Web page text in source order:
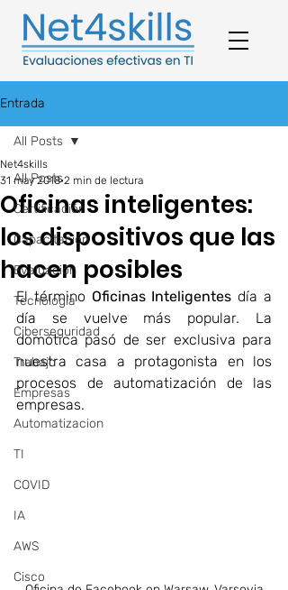
Entrada
All Posts
Certificación
Capacitación
Evaluación
Tecnología
Ciberseguridad
Trabajo
Empresas
Automatizacion
TI
COVID
IA
AWS
Cisco
All Posts
Oficinas inteligentes:
los dispositivos que las
hacen posibles
Net4skills
31 may 2018 2 min de lectura
El término Oficinas Inteligentes día a
día se vuelve más popular. La
domótica pasó de ser exclusiva para
nuestra casa a protagonista en los
procesos de automatización de las
empresas.